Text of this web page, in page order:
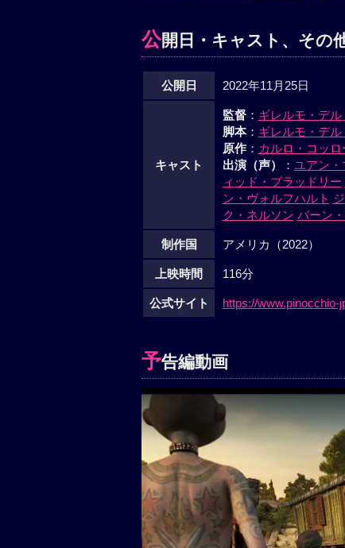
公開日・キャスト、その
公開日 2022年11月25日
キャスト
監督： ギレルモ・デル
脚本： ギレルモ・デル
原作： カルロ・コッロ
出演（声）
： ユアン・
ィッド・ブラッドリー
ン・ヴォルフハルト
ク・ネルソン バーン
制作国 アメリカ（2022）
上映時間 116分
公式サイト https://www.pinocchio-
予告編動画